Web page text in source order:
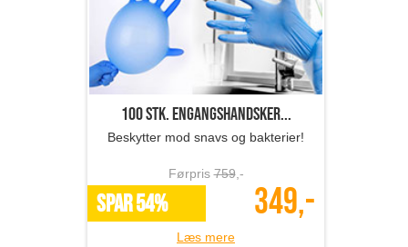
100 stk. engangshandsker...
Beskytter mod snavs og bakterier!
Førpris759,-
SPAR 54% 349,-
Læs mere